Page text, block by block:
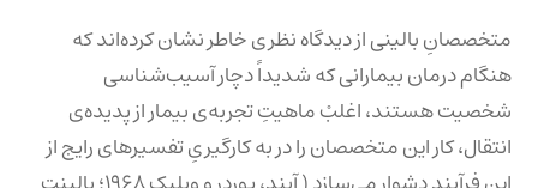
متخصصانِ بالینی از دیدگاه نظری خاطر نشان کرده‌اند که
هنگام درمان بیمارانی که شدیداً دچار آسیب‌شناسی
شخصیت هستند، اغلبْ ماهیتِ تجربه‌‌ی بیمار از پدیده‌ی
انتقال، کار این متخصصان را در به کارگیریِ تفسیرهای رایج از